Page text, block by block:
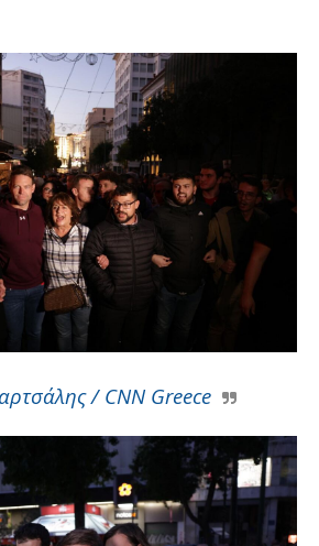
/ CNN Greece